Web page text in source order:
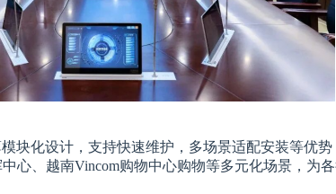
块化设计，支持快速维护，多场景适配安装等优
心、越南Vincom购物中心购物等多元化场景，为